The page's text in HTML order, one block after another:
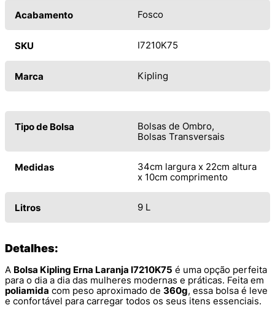
Acabamento Fosco
SKU I7210K75
Marca Kipling
Tipo de Bolsa
Bolsas de Ombro
Bolsas Transversais
Medidas
34cm largura x 22cm altura
x 10cm comprimento
Litros 9 L
Detalhes:
A Bolsa Kipling Erna Laranja I7210K75 é uma opção perfeita
para o dia a dia das mulheres modernas e práticas. Feita em
poliamida com peso aproximado de 360g, essa bolsa é leve
e confortável para carregar todos os seus itens essenciais.